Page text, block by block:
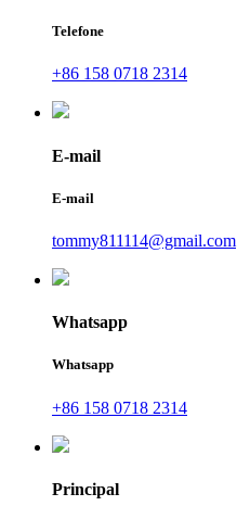
Telefone
+86 158 0718 2314
E-mail
E-mail
tommy811114@gmail.com
Whatsapp
Whatsapp
+86 158 0718 2314
Principal